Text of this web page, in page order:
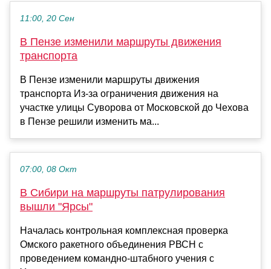
11:00, 20 Сен
В Пензе изменили маршруты движения
транспорта
В Пензе изменили маршруты движения
транспорта Из-за ограничения движения на
участке улицы Суворова от Московской до Чехова
в Пензе решили изменить ма...
07:00, 08 Окт
В Сибири на маршруты патрулирования
вышли "Ярсы"
Началась контрольная комплексная проверка
Омского ракетного объединения РВСН с
проведением командно-штабного учения с